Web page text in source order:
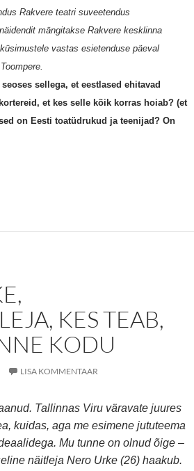
Rakvere teatri suveetendus
mängitakse Rakvere kesklinna
vastas esietenduse päeval
sellega, et eestlased ehitavad
et kes selle kõik korras hoiab? (et
on Eesti toatüdrukud ja teenijad? On
Kuhu, kelle juurde ja kuidas
KES TEAB,
KODU
LISA KOMMENTAAR
Tallinnas Viru väravate juures
kuidas, aga me esimene jututeema
Mu tunne on olnud õige –
näitleja Nero Urke (26) haakub.